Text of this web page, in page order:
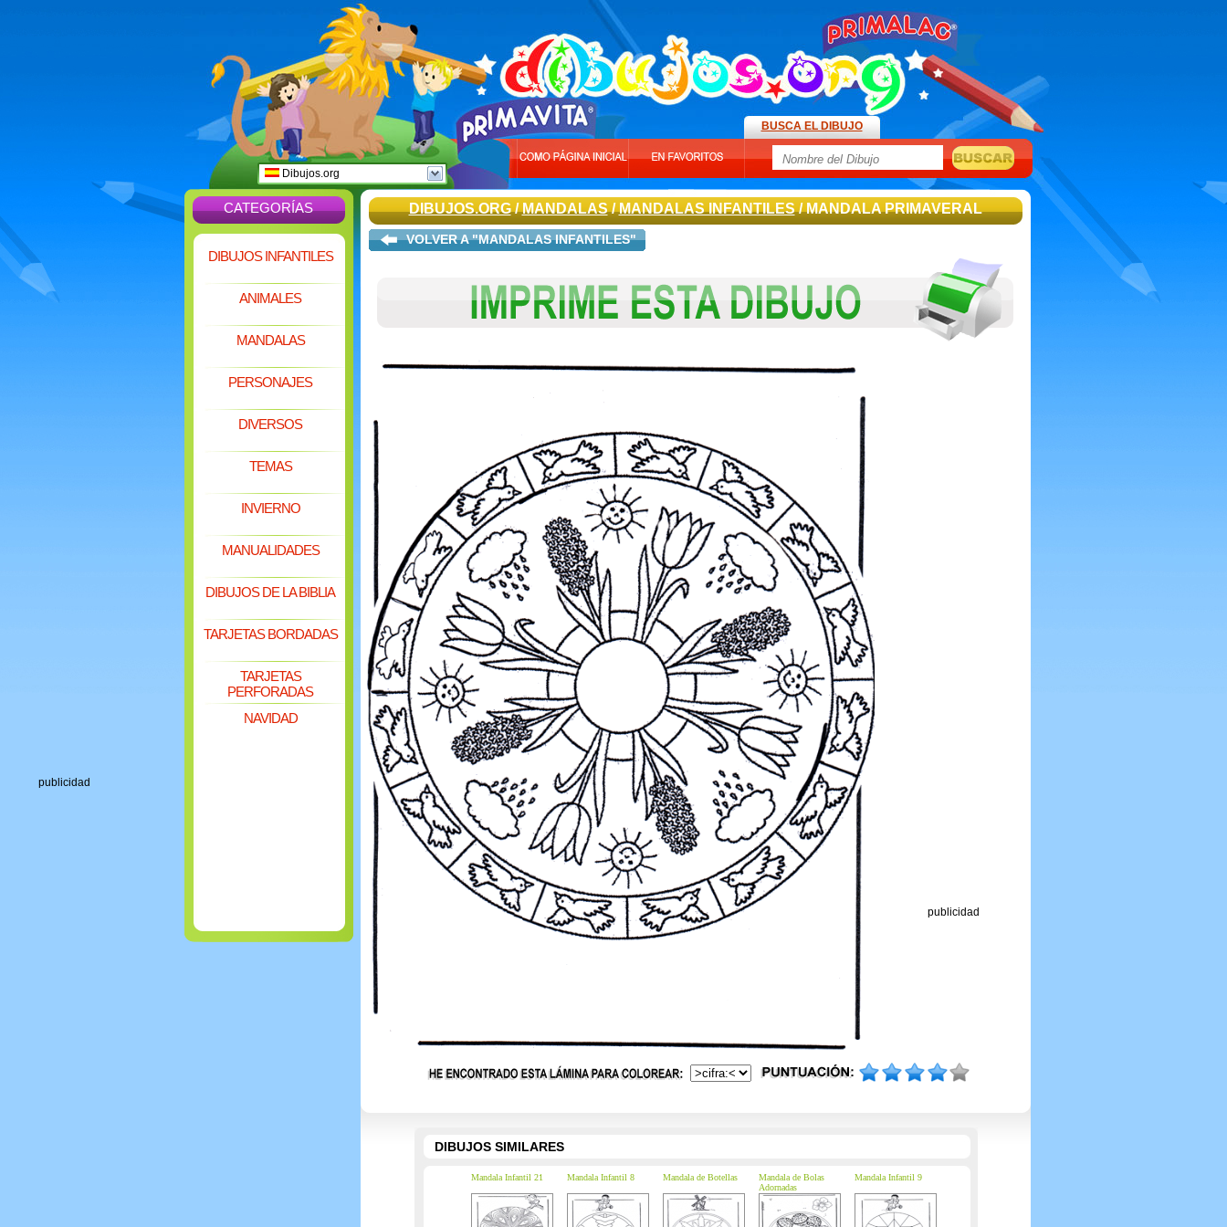
publicidad
Dibujos.org
BUSCA EL DIBUJO
CATEGORÍAS
DIBUJOS INFANTILES
ANIMALES
MANDALAS
PERSONAJES
DIVERSOS
TEMAS
INVIERNO
MANUALIDADES
DIBUJOS DE LA BIBLIA
TARJETAS BORDADAS
TARJETAS
PERFORADAS
NAVIDAD
DIBUJOS.ORG/MANDALAS/MANDALAS INFANTILES/ MANDALA PRIMAVERAL
VOLVER A "MANDALAS INFANTILES"
publicidad
DIBUJOS SIMILARES
Mandala Infantil 21 Mandala Infantil 8 Mandala de Botellas
Mandala de Bolas
Adornadas
Mandala Infantil 9